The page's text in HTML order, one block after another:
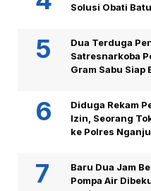
Solusi Obati
Dua Terduga
Satresnarkoba
Gram Sabu Siap
Diduga Rekam
Izin, Seorang
ke Polres
Baru Dua Jam
Pompa Air